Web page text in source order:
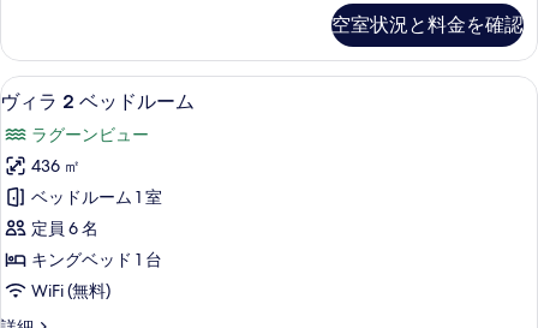
Astor
Suite)
の
す
べ
て
の
写
ー
(Grand
Astor
Suite)
の
詳
細
ー
シ
ャ
ン
ビ
ュ
ー
(The
Strand
Residence)
ベ
ッ
ド
ル
ー
ム
オ
ー
シ
ャ
ン
ビ
空室状況と料金を確認
ヴ
ィ
ラ
2
ベ
ッ
ド
ル
ヴィラ 2 ベッドルーム | プール | 3
8
ヴィラ 2 ベッドルーム
ラグーンビュー
436 ㎡
ベッドルーム 1 室
定員 6 名
キングベッド 1 台
WiFi (無料)